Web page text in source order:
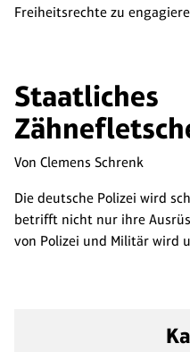
Freiheitsrechte zu
Staatliches
Von Clemens Schrenk
Die deutsche Polizei wird
betrifft nicht nur ihre
von Polizei und Militär wird